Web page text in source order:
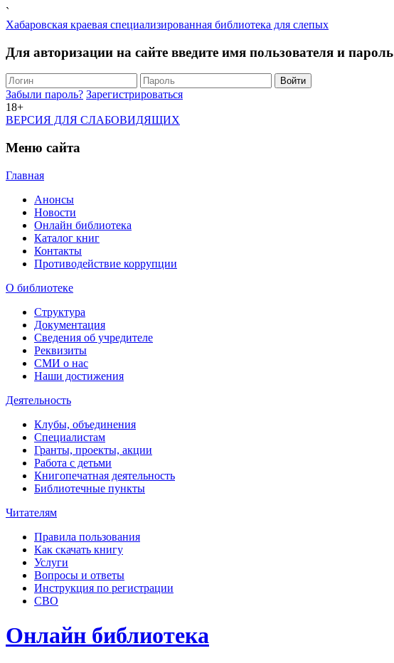
`
Хабаровская краевая специализированная библиотека для слепых
Для авторизации на сайте введите имя пользователя и пароль
Забыли пароль? Зарегистрироваться
18+
ВЕРСИЯ ДЛЯ СЛАБОВИДЯЩИХ
Меню сайта
Главная
Анонсы
Новости
Онлайн библиотека
Каталог книг
Контакты
Противодействие коррупции
О библиотеке
Структура
Документация
Сведения об учредителе
Реквизиты
СМИ о нас
Наши достижения
Деятельность
Клубы, объединения
Специалистам
Гранты, проекты, акции
Работа с детьми
Книгопечатная деятельность
Библиотечные пункты
Читателям
Правила пользования
Как скачать книгу
Услуги
Вопросы и ответы
Инструкция по регистрации
СВО
Онлайн библиотека